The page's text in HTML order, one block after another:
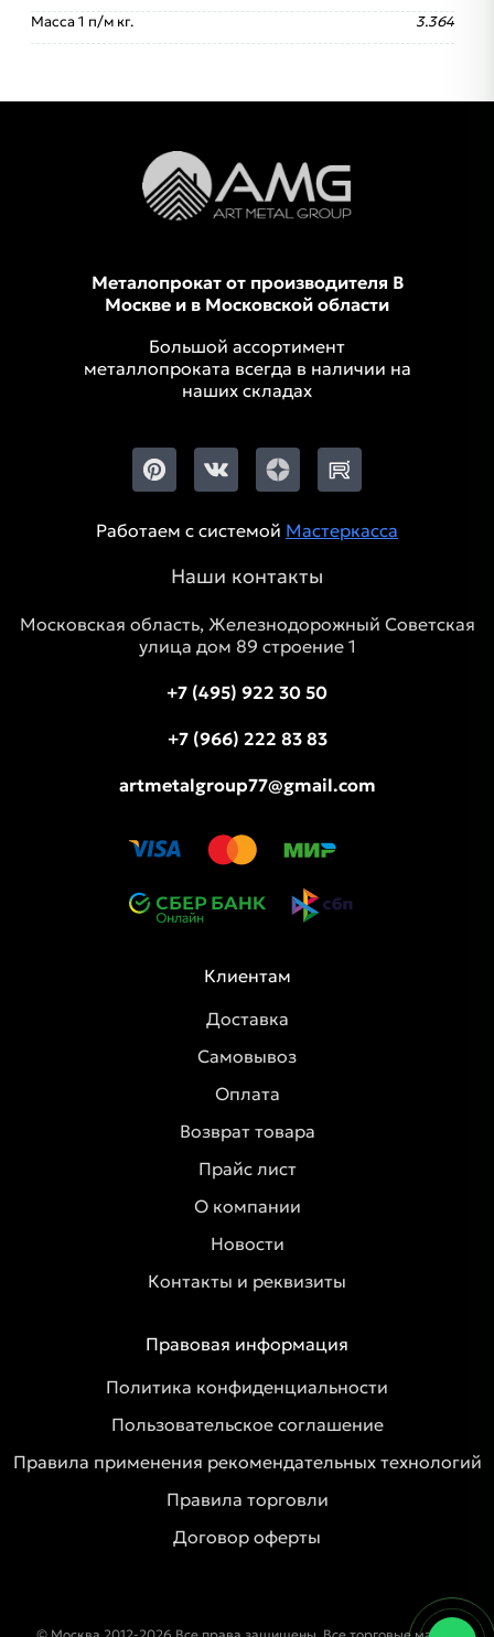
Масса 1 п/м кг.
3.364
Металопрокат от производителя В
Москве и в Московской области
Большой ассортимент
металлопроката всегда в наличии на
наших складах
Работаем с системой Мастеркасса
Наши контакты
Московская область, Железнодорожный Советская
улица дом 89 строение 1
+7 (495) 922 30 50
+7 (966) 222 83 83
artmetalgroup77@gmail.com
Клиентам
Доставка
Самовывоз
Оплата
Возврат товара
Прайс лист
О компании
Новости
Контакты и реквизиты
Правовая информация
Политика конфиденциальности
Пользовательское соглашение
Правила применения рекомендательных технологий
Правила торговли
Договор оферты